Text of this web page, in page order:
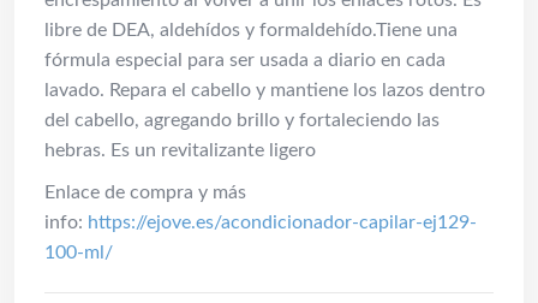
libre de DEA, aldehídos y formaldehído.Tiene una
fórmula especial para ser usada a diario en cada
lavado. Repara el cabello y mantiene los lazos dentro
del cabello, agregando brillo y fortaleciendo las
hebras. Es un revitalizante ligero
Enlace de compra y más
info: https://ejove.es/acondicionador-capilar-ej129-
100-ml/